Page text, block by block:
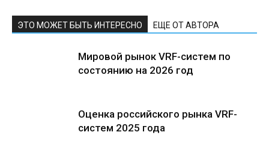
ЭТО МОЖЕТ БЫТЬ ИНТЕРЕСНО ЕЩЕ ОТ АВТОРА
Мировой рынок VRF-систем по
состоянию на 2026 год
Оценка российского рынка VRF-
систем 2025 года